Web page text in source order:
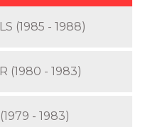
(1985 - 1988)
(1980 - 1983)
- 1983)